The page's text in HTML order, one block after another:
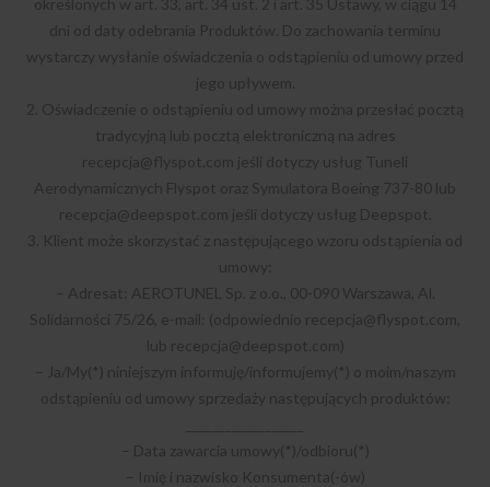
określonych w art. 33, art. 34 ust. 2 i art. 35 Ustawy, w ciągu 14
dni od daty odebrania Produktów. Do zachowania terminu
wystarczy wysłanie oświadczenia o odstąpieniu od umowy przed
jego upływem.
2. Oświadczenie o odstąpieniu od umowy można przesłać pocztą
tradycyjną lub pocztą elektroniczną na adres
recepcja@flyspot.com jeśli dotyczy usług Tuneli
Aerodynamicznych Flyspot oraz Symulatora Boeing 737-80 lub
recepcja@deepspot.com jeśli dotyczy usług Deepspot.
3. Klient może skorzystać z następującego wzoru odstąpienia od
umowy:
– Adresat: AEROTUNEL Sp. z o.o., 00-090 Warszawa, Al.
Solidarności 75/26, e-mail: (odpowiednio recepcja@flyspot.com
lub recepcja@deepspot.com)
– Ja/My(*) niniejszym informuję/informujemy(*) o moim/naszym
odstąpieniu od umowy sprzedaży następujących produktów:
– Data zawarcia umowy(*)/odbioru(*)
– Imię i nazwisko Konsumenta(-ów)